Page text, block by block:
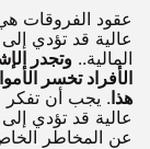
عقود الفروقات
عالية قد تؤدي
المالية..
الأفراد تخسر
هذا. يجب أن تفكر
عالية قد تؤدي
عن المخاطر الخاص